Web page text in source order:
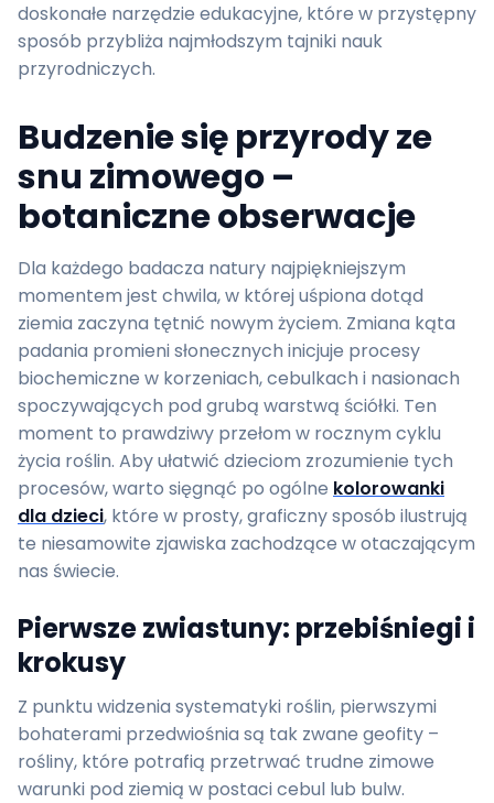
doskonałe narzędzie edukacyjne, które w przystępny
sposób przybliża najmłodszym tajniki nauk
przyrodniczych.
Budzenie się przyrody ze
snu zimowego –
botaniczne obserwacje
Dla każdego badacza natury najpiękniejszym
momentem jest chwila, w której uśpiona dotąd
ziemia zaczyna tętnić nowym życiem. Zmiana kąta
padania promieni słonecznych inicjuje procesy
biochemiczne w korzeniach, cebulkach i nasionach
spoczywających pod grubą warstwą ściółki. Ten
moment to prawdziwy przełom w rocznym cyklu
życia roślin. Aby ułatwić dzieciom zrozumienie tych
procesów, warto sięgnąć po ogólne kolorowanki
dla dzieci, które w prosty, graficzny sposób ilustrują
te niesamowite zjawiska zachodzące w otaczającym
nas świecie.
Pierwsze zwiastuny: przebiśniegi i
krokusy
Z punktu widzenia systematyki roślin, pierwszymi
bohaterami przedwiośnia są tak zwane geofity –
rośliny, które potrafią przetrwać trudne zimowe
warunki pod ziemią w postaci cebul lub bulw.